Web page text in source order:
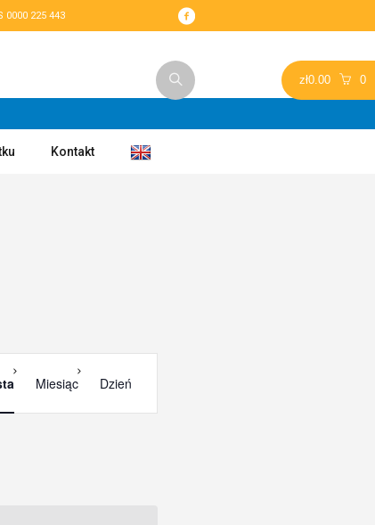
zł0.00 0
0000 225 443
Kontakt
Wydarzenie
Widoki
nawigacja
Miesiąc Dzień